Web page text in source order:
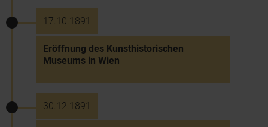
17.10.1891
Eröffnung des Kunsthistorischen
Museums in Wien
30.12.1891